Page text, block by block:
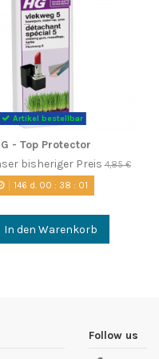
Artikel bestellbar
- Top Protector
bisheriger Preis4,85 €
146d. 00: 38: 00
In den Warenkorb
Follow us